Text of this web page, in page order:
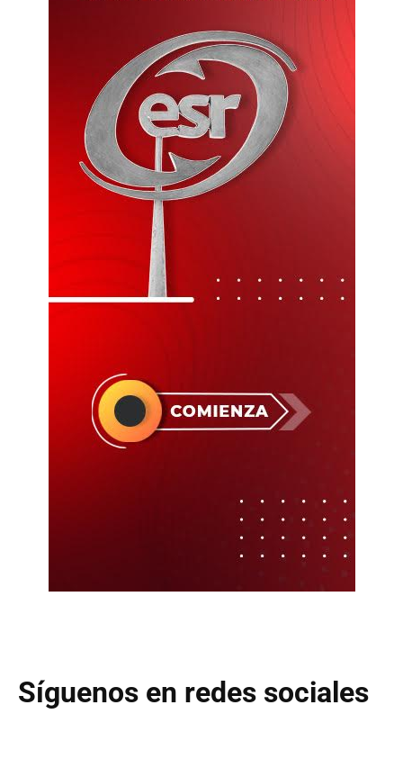
Síguenos en redes sociales